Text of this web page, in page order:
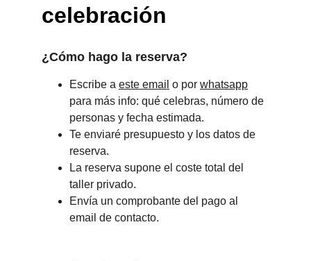
celebración
¿Cómo hago la reserva?
Escribe a este email o por whatsapp
para más info: qué celebras, número de
personas y fecha estimada.
Te enviaré presupuesto y los datos de
reserva.
La reserva supone el coste total del
taller privado.
Envía un comprobante del pago al
email de contacto.